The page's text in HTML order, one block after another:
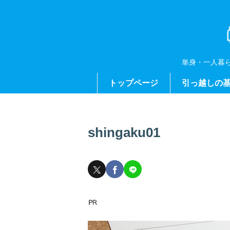
単身・一人暮
トップページ 引っ越しの
shingaku01